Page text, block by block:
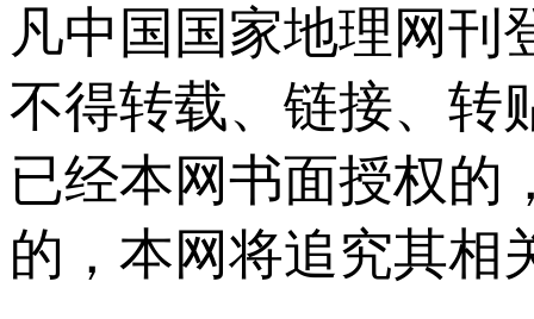
凡中国国家地理网刊
不得转载、链接、转
已经本网书面授权的
的，本网将追究其相